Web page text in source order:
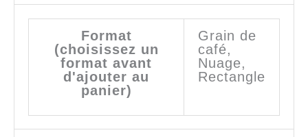
Format
(choisissez un
format avant
d'ajouter au
panier)
Grain de
café,
Nuage,
Rectangle